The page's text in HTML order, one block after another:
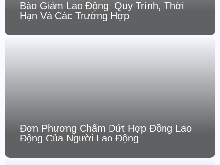
Báo Giảm Lao Động: Quy Trình, Thời
Hạn Và Các Trường Hợp
Đơn Phương Chấm Dứt Hợp Đồng Lao
Động Của Người Lao Động